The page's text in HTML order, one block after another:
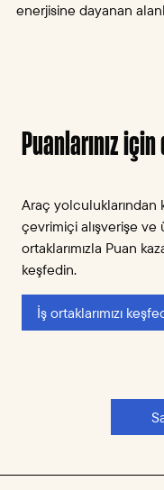
enerjisine dayanan
Puanlarınız
Araç yolculuklarından
çevrimiçi alışverişe
ortaklarımızla Puan
keşfedin.
İş ortaklarımızı